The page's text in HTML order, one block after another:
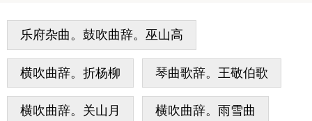
乐府杂曲。鼓吹曲辞。巫山高
横吹曲辞。折杨柳 琴曲歌辞。王敬伯歌
横吹曲辞。关山月 横吹曲辞。雨雪曲